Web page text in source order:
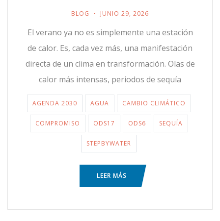
BLOG JUNIO 29, 2026
El verano ya no es simplemente una estación
de calor. Es, cada vez más, una manifestación
directa de un clima en transformación. Olas de
calor más intensas, periodos de sequía
AGENDA 2030 AGUA CAMBIO CLIMÁTICO
COMPROMISO ODS17 ODS6 SEQUÍA
STEPBYWATER
LEER MÁS